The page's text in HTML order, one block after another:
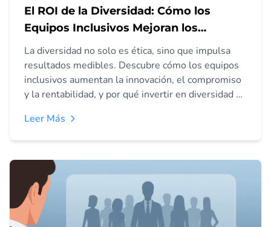
El ROI de la Diversidad: Cómo los
Equipos Inclusivos Mejoran los
Resultados Empresariales
La diversidad no solo es ética, sino que impulsa
resultados medibles. Descubre cómo los equipos
inclusivos aumentan la innovación, el compromiso
y la rentabilidad, y por qué invertir en diversidad es
Leer Más